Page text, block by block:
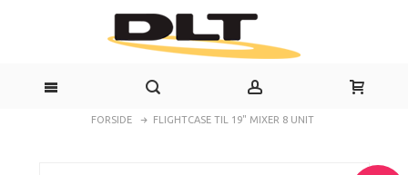
FORSIDE FLIGHTCASE TIL 19" MIXER 8 UNIT